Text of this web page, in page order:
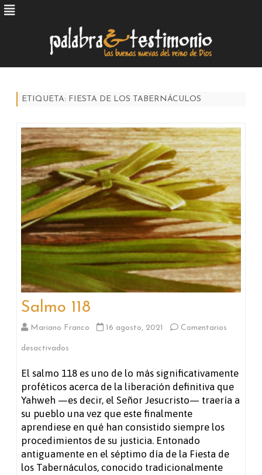
ETIQUETA: FIESTA DE LOS TABERNÁCULOS
Salmo 118
Mariano Franco 16 agosto, 2021 Comentarios
desactivados
Salmo
118
El salmo 118 es uno de lo más significativamente
proféticos acerca de la liberación definitiva que
Yahweh —es decir, el Señor Jesucristo— traería a
su pueblo una vez que este finalmente
aprendiese en qué han consistido siempre los
procedimientos de su justicia. Entonado
antiguamente en el séptimo día de la Fiesta de
los Tabernáculos, conocido tradicionalmente